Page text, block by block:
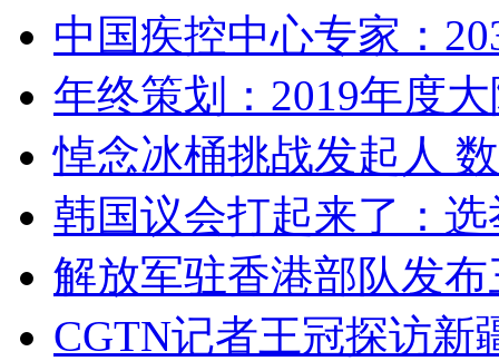
中国疾控中心专家：
年终策划：2019年度
悼念冰桶挑战发起人
韩国议会打起来了：
解放军驻香港部队发
CGTN记者王冠探访新